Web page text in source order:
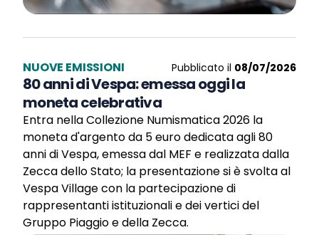
NUOVE EMISSIONI Pubblicato il 08/07/2026
80 anni di Vespa: emessa oggi la
moneta celebrativa
Entra nella Collezione Numismatica 2026 la
moneta d'argento da 5 euro dedicata agli 80
anni di Vespa, emessa dal MEF e realizzata dalla
Zecca dello Stato; la presentazione si è svolta al
Vespa Village con la partecipazione di
rappresentanti istituzionali e dei vertici del
Gruppo Piaggio e della Zecca.